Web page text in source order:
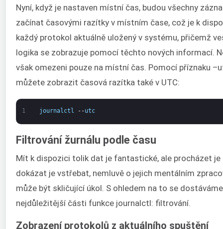
Nyní, když je nastaven místní čas, budou všechny
začínat časovými razítky v místním čase, což je k
každý protokol aktuálně uložený v systému, přičemž
logika se zobrazuje pomocí těchto nových informací.
však omezeni pouze na místní čas. Pomocí příznaku
můžete zobrazit časová razítka také v UTC:
1 journalctl --utc
Filtrování žurnálu podle času
Mít k dispozici tolik dat je fantastické, ale procházet je
dokázat je vstřebat, nemluvě o jejich mentálním
může být skličující úkol. S ohledem na to se
nejdůležitější části funkce journalctl: filtrování.
Zobrazení protokolů z aktuálního spuštění